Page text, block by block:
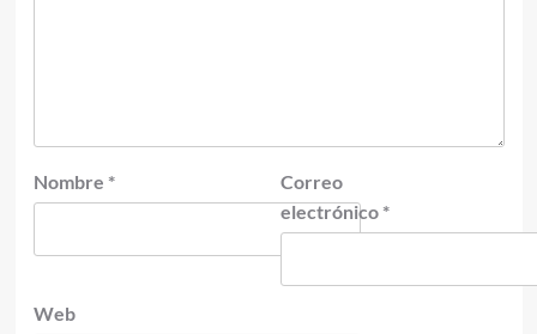
Nombre *
Correo
electrónico *
Web